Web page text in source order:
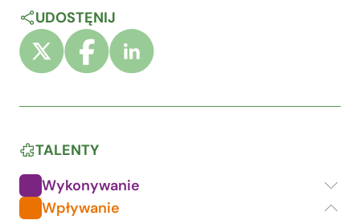
UDOSTĘNIJ
TALENTY
Wykonywanie
Wpływanie